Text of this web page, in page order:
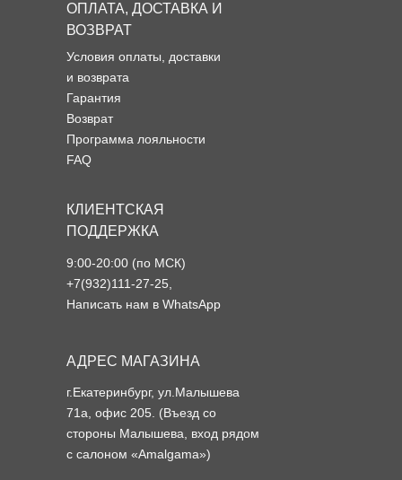
Условия оплаты, доставки
и возврата
Гарантия
Возврат
Программа лояльности
FAQ
ОПЛАТА, ДОСТАВКА И
ВОЗВРАТ
КЛИЕНТСКАЯ
ПОДДЕРЖКА
АДРЕС МАГАЗИНА
г.Екатеринбург, ул.Малышева
71а, офис 205. (Въезд со
стороны Малышева, вход рядом
с салоном «Amalgama»)
9:00-20:00 (по МСК)
+7(932)111-27-25,
Написать нам в WhatsApp